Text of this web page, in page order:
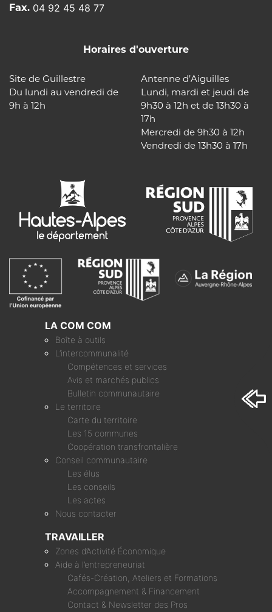
Fax. 04 92 45 48 77
Horaires d'ouverture
Site de Guillestre
Du lundi au vendredi de
9h à 12h
Antenne d’Aiguilles
Lundi, mardi et jeudi de
9h30 à 12h et de 13h30 à
17h
Mercredi de 9h30 à 12h
Vendredi de 13h30 à 17h
LA COM COM
Boîte à outils
L’intercommunalité
Compétences et services
Avis et marchés publics
Bulletin communautaire
Le territoire
Carte du territoire
Les 15 communes
Coopération transfrontalière
Conseil communautaire
Les élus
Les conseils
Les actes
Nous contacter
TRAVAILLER
Zones d’Activité Économique
Aide à l’entrepreneuriat
Cafés-Création, Ateliers et Formations
Accompagnement & Financement
Contact & Newsletter des Pros